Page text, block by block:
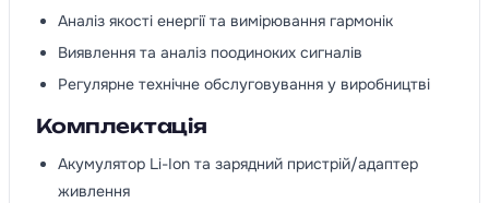
Аналіз якості енергії та вимірювання гармонік
Виявлення та аналіз поодиноких сигналів
Регулярне технічне обслуговування у виробництві
Комплектація
Акумулятор Li-Ion та зарядний пристрій/адаптер
живлення